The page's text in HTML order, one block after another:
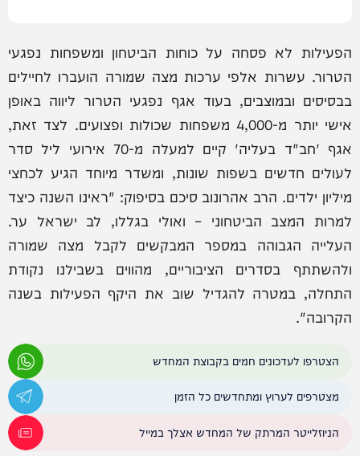
הפעילות לא פסחה על כוחות הביטחון ומשפחות נפגעי
הטרור. עשרות אלפי ערכות מצה שמורה הועברו לחיילים
בבסיסים ובמוצבים, בעוד אגף נפגעי הטרור ליווה באופן
אישי יותר מ-4,000 משפחות שכולות ופצועים. לצד זאת,
אגף 'חב"ד בעליה' קיים למעלה מ-70 אירועי ליל סדר
לעולים חדשים בשפות שונות, ומשדר מיוחד הגיע לכחצי
מיליון ילדים. הרב אהרונוב סיכם בסיפוק: "ראינו השנה כיצד
למרות המצב הביטחוני – ואולי בגללו, לב ישראל ער.
העלייה הגבוהה במספר המבקשים לקבל מצה שמורה
ולהשתתף בסדרים הציבוריים, מהווים בשבילנו נקודת
התחלה, במטרה להגדיל שוב את היקף הפעילות בשנה
הקרובה".
הצטרפו לעדכונים חמים בקבוצת המחדש
מצטרפים לערוץ ומתחדשים כל הזמן
הניוזלייטר המרתק של המחדש אצלך במייל